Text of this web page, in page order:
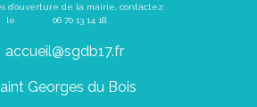
d’ouverture de la mairie, contactez
le 06 70 13 14 18
accueil@sgdb17.fr
Georges du Bois